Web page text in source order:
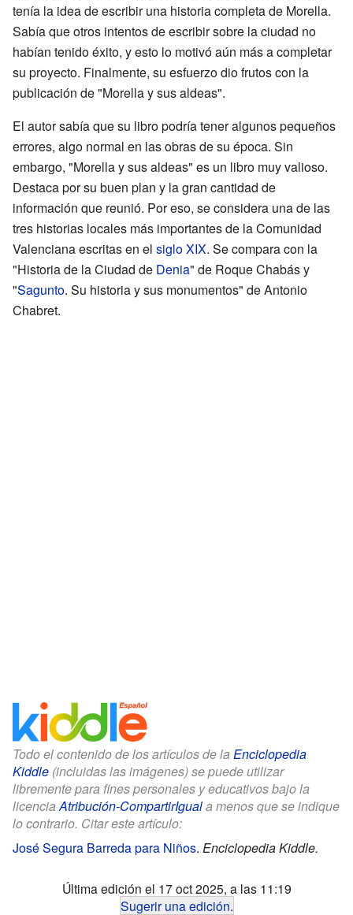
tenía la idea de escribir una historia completa de Morella.
Sabía que otros intentos de escribir sobre la ciudad no
habían tenido éxito, y esto lo motivó aún más a completar
su proyecto. Finalmente, su esfuerzo dio frutos con la
publicación de "Morella y sus aldeas".
El autor sabía que su libro podría tener algunos pequeños
errores, algo normal en las obras de su época. Sin
embargo, "Morella y sus aldeas" es un libro muy valioso.
Destaca por su buen plan y la gran cantidad de
información que reunió. Por eso, se considera una de las
tres historias locales más importantes de la Comunidad
Valenciana escritas en el siglo XIX. Se compara con la
"Historia de la Ciudad de Denia" de Roque Chabás y
"Sagunto. Su historia y sus monumentos" de Antonio
Chabret.
Todo el contenido de los artículos de la Enciclopedia
Kiddle (incluidas las imágenes) se puede utilizar
libremente para fines personales y educativos bajo la
licencia Atribución-CompartirIguala menos que se indique
lo contrario. Citar este artículo:
José Segura Barreda para Niños. Enciclopedia Kiddle.
Última edición el 17 oct 2025, a las 11:19
Sugerir una edición.